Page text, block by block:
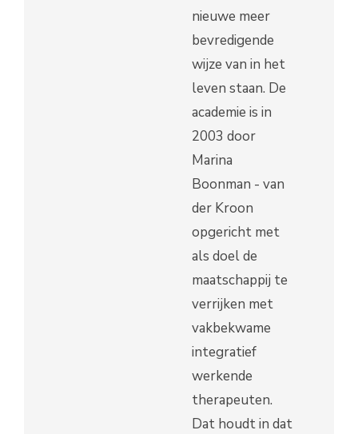
nieuwe meer
bevredigende
wijze van in het
leven staan. De
academie is in
2003 door
Marina
Boonman - van
der Kroon
opgericht met
als doel de
maatschappij te
verrijken met
vakbekwame
integratief
werkende
therapeuten.
Dat houdt in dat